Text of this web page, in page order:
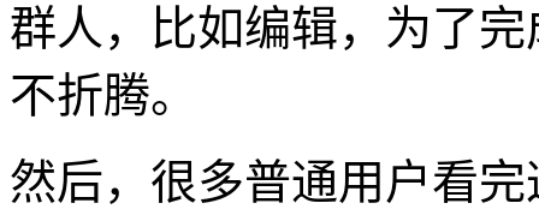
群人，比如编辑，为了
不折腾。
然后，很多普通用户看